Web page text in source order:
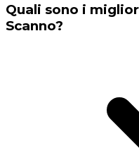
Quali sono i
Scanno?